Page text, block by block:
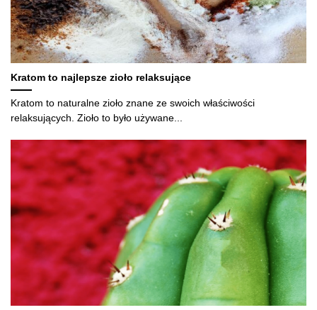
Kratom to najlepsze zioło relaksujące
Kratom to naturalne zioło znane ze swoich właściwości
relaksujących. Zioło to było używane...